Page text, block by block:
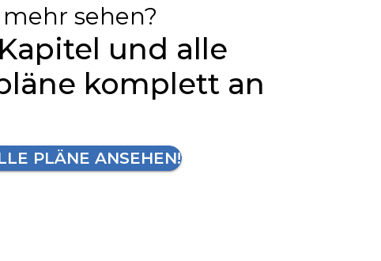
sehen?
und alle
komplett an
PLÄNE ANSEHEN!